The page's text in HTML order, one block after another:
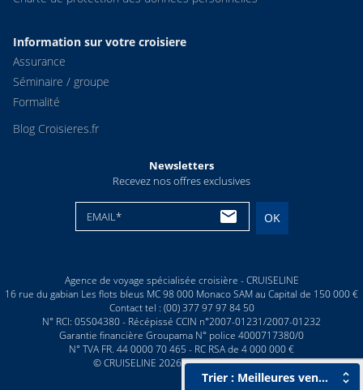
Trier : Meilleures ventes
Information sur votre croisiere
Assurance
Séminaire / groupe
Formalité
Blog Croisieres.fr
Newsletters
Recevez nos offres exclusives
EMAIL* OK
Agence de voyage spécialisée croisière - CRUISELINE
16 rue du gabian Les flots bleus MC 98 000 Monaco SAM au Capital de 150 000 €
Contact tel : (00) 377 97 97 84 50
N° RCI: 05S04380 - Récépissé CCIN n°2007-01231/2007-01232
Garantie financière Groupama N° police 4000717380/0
N° TVA FR. 44 0000 70 465 - RC RSA de 4 000 000 €
© CRUISELINE 2026 - all rights reserved